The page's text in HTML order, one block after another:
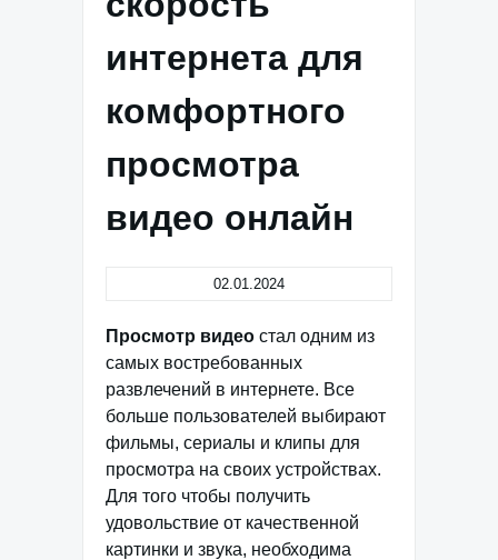
интернета для
комфортного
просмотра
видео онлайн
02.01.2024
Просмотр видео стал одним из
самых востребованных
развлечений в интернете. Все
больше пользователей выбирают
фильмы, сериалы и клипы для
просмотра на своих устройствах.
Для того чтобы получить
удовольствие от качественной
картинки и звука, необходима